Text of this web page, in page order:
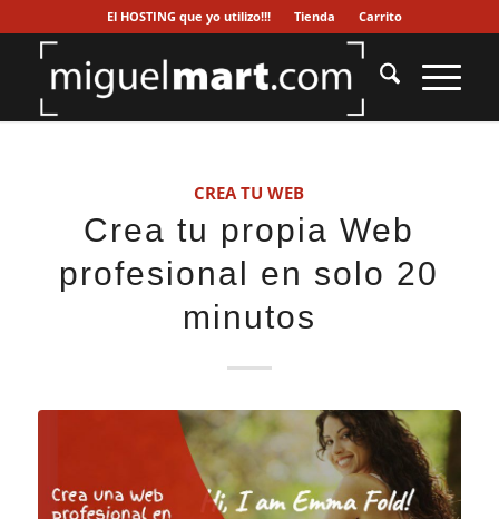
El HOSTING que yo utilizo!!! Tienda Carrito
CREA TU WEB
Crea tu propia Web
profesional en solo 20
minutos